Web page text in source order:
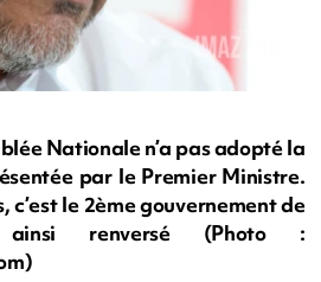
Nationale n’a pas adopté la
par le Premier Ministre.
c’est le 2ème gouvernement de
renversé (Photo :